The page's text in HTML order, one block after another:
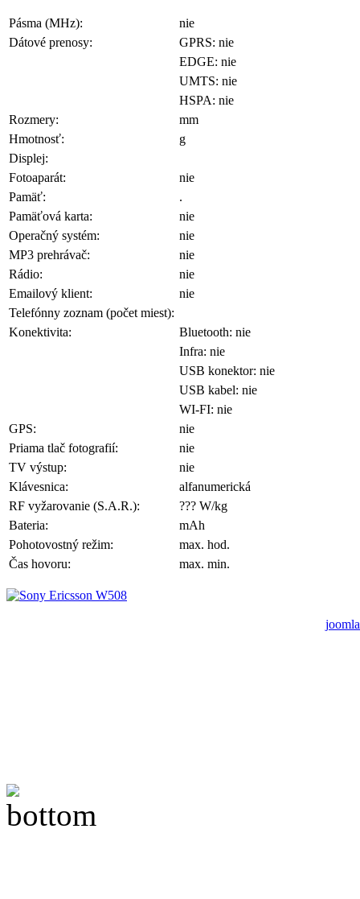
Pásma (MHz):
nie
Dátové prenosy:
GPRS: nie
EDGE: nie
UMTS: nie
HSPA: nie
Rozmery:
mm
Hmotnosť:
g
Displej:
Fotoaparát:
nie
Pamäť:
.
Pamäťová karta:
nie
Operačný systém:
nie
MP3 prehrávač:
nie
Rádio:
nie
Emailový klient:
nie
Telefónny zoznam (počet miest):
Konektivita:
Bluetooth: nie
Infra: nie
USB konektor: nie
USB kabel: nie
WI-FI: nie
GPS:
nie
Priama tlač fotografií:
nie
TV výstup:
nie
Klávesnica:
alfanumerická
RF vyžarovanie (S.A.R.):
??? W/kg
Bateria:
mAh
Pohotovostný režim:
max. hod.
Čas hovoru:
max. min.